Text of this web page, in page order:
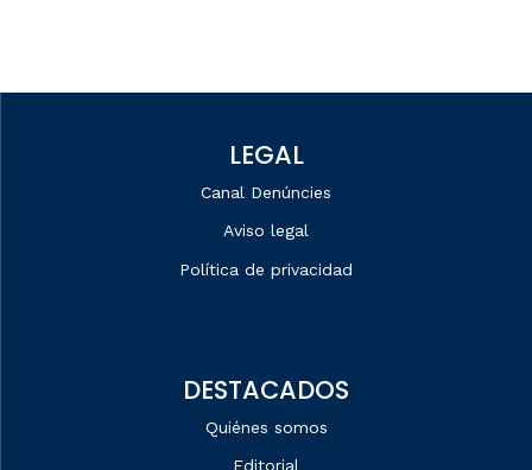
LEGAL
Canal Denúncies
Aviso legal
Política de privacidad
DESTACADOS
Quiénes somos
Editorial